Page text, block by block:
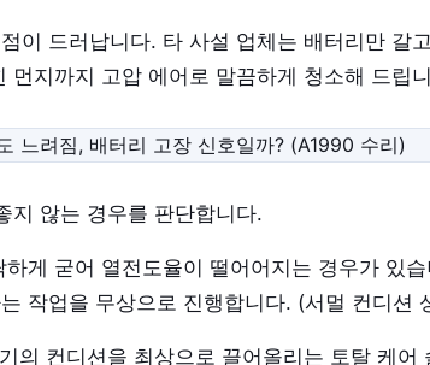
이 드러납니다. 타 사설 업체는 배터리만 갈
먼지까지 고압 에어로 말끔하게 청소해 드립
지 않는 경우를 판단합니다.
게 굳어 열전도율이 떨어어지는 경우가 있
작업을 무상으로 진행합니다. (서멀 컨디션
의 컨디션을 최상으로 끌어올리는 토탈 케어